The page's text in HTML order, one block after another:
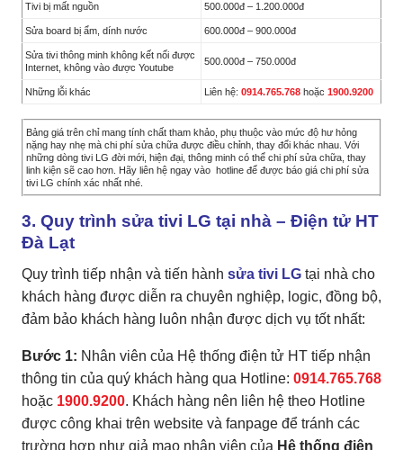
Tivi bị mất nguồn 500.000đ – 1.200.000đ
Sửa board bị ẩm, dính nước 600.000đ – 900.000đ
Sửa tivi thông minh không kết nối được
Internet, không vào được Youtube
500.000đ – 750.000đ
Những lỗi khác Liên hệ: 0914.765.768 hoặc 1900.9200
Bảng giá trên chỉ mang tính chất tham khảo, phụ thuộc vào mức độ hư hỏng
nặng hay nhẹ mà chi phí sửa chữa được điều chỉnh, thay đổi khác nhau. Với
những dòng tivi LG đời mới, hiện đại, thông minh có thể chi phí sửa chữa, thay
linh kiện sẽ cao hơn. Hãy liên hệ ngay vào hotline để được báo giá chi phí sửa
tivi LG chính xác nhất nhé.
3. Quy trình sửa tivi LG tại nhà – Điện tử HT
Đà Lạt
Quy trình tiếp nhận và tiến hành sửa tivi LG tại nhà cho
khách hàng được diễn ra chuyên nghiệp, logic, đồng bộ,
đảm bảo khách hàng luôn nhận được dịch vụ tốt nhất:
Bước 1: Nhân viên của Hệ thống điện tử HT tiếp nhận
thông tin của quý khách hàng qua Hotline: 0914.765.768
hoặc 1900.9200. Khách hàng nên liên hệ theo Hotline
được công khai trên website và fanpage để tránh các
trường hợp như giả mạo nhân viên của Hệ thống điện